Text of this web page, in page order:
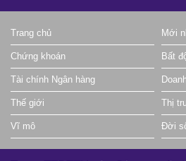
Trang chủ Mới
Chứng khoán Bất
Tài chính Ngân hàng
Thế giới Thị
Vĩ mô Đời